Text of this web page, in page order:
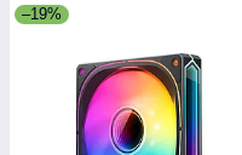
–19%